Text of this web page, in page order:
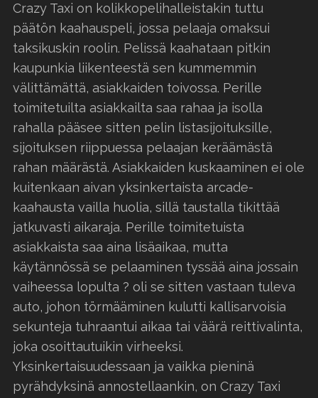
Crazy Taxi on kolikkopelihalleistakin tuttu
päätön kaahauspeli, jossa pelaaja omaksui
taksikuskin roolin. Pelissä kaahataan pitkin
kaupunkia liikenteestä sen kummemmin
välittämättä, asiakkaiden toivossa. Perille
toimitetuilta asiakkailta saa rahaa ja isolla
rahalla pääsee sitten pelin listasijoituksille,
sijoituksen riippuessa pelaajan keräämästä
rahan määrästä. Asiakkaiden kuskaaminen ei ole
kuitenkaan aivan yksinkertaista arcade-
kaahausta vailla huolia, sillä taustalla tikittää
jatkuvasti aikaraja. Perille toimitetuista
asiakkaista saa aina lisäaikaa, mutta
käytännössä se pelaaminen tyssää aina jossain
vaiheessa lopulta ? oli se sitten vastaan tuleva
auto, johon törmääminen kulutti kallisarvoisia
sekunteja tuhraantui aikaa tai väärä reittivalinta,
joka osoittautuikin virheeksi.
Yksinkertaisuudessaan ja vaikka pieninä
pyrähdyksinä annostellaankin, on Crazy Taxi